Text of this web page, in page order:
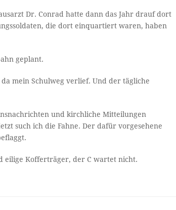
Dr. Conrad hatte dann das Jahr drauf dort
die dort einquartiert waren, haben
geplant.
mein Schulweg verlief. Und der tägliche
und kirchliche Mitteilungen
such ich die Fahne. Der dafür vorgesehene
eilige Kofferträger, der C wartet nicht.